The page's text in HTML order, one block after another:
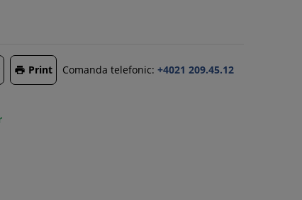
 Print Comanda telefonic: +4021 209.45.12